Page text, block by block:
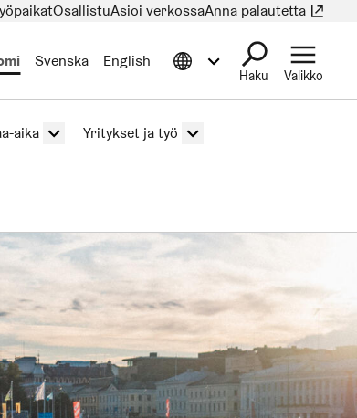
OsallistuAsioi verkossaAnna palautetta
Svenska English
Avaa tietoa muilla kielillä valikko
Haku
Valikko
aika Yritykset ja työ